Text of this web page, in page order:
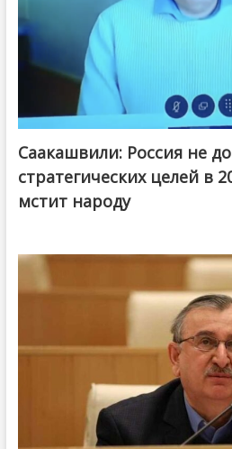
Саакашвили: Россия не
стратегических целей в
мстит народу